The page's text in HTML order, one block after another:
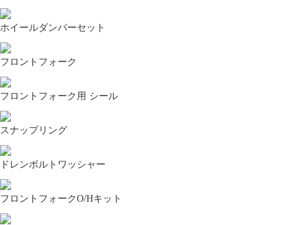
ホイールダンパーセット
フロントフォーク
フロントフォーク用 シール
スナップリング
ドレンボルトワッシャー
フロントフォークO/Hキット